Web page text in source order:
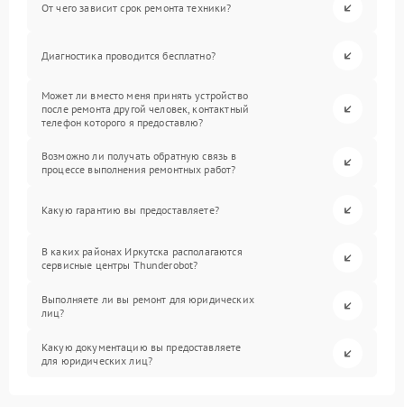
От чего зависит срок ремонта техники?
Диагностика проводится бесплатно?
Может ли вместо меня принять устройство
после ремонта другой человек, контактный
телефон которого я предоставлю?
Возможно ли получать обратную связь в
процессе выполнения ремонтных работ?
Какую гарантию вы предоставляете?
В каких районах Иркутска располагаются
сервисные центры Thunderobot?
Выполняете ли вы ремонт для юридических
лиц?
Какую документацию вы предоставляете
для юридических лиц?